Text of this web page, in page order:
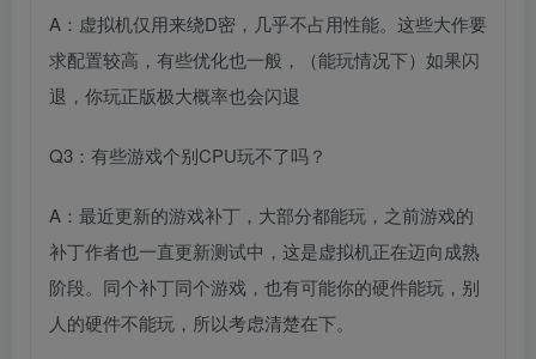
A：虚拟机仅用来绕D密，几乎不占用性能。这些大作要
求配置较高，有些优化也一般，（能玩情况下）如果闪
退，你玩正版极大概率也会闪退
Q3：有些游戏个别CPU玩不了吗？
A：最近更新的游戏补丁，大部分都能玩，之前游戏的
补丁作者也一直更新测试中，这是虚拟机正在迈向成熟
阶段。同个补丁同个游戏，也有可能你的硬件能玩，别
人的硬件不能玩，所以考虑清楚在下。